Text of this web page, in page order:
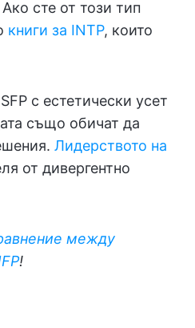
сте от този тип
книги за INTP, които
с естетически усет
също обичат да
Лидерството на
от дивергентно
между
!